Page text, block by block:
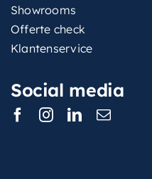
Showrooms
Offerte check
Klantenservice
Social media